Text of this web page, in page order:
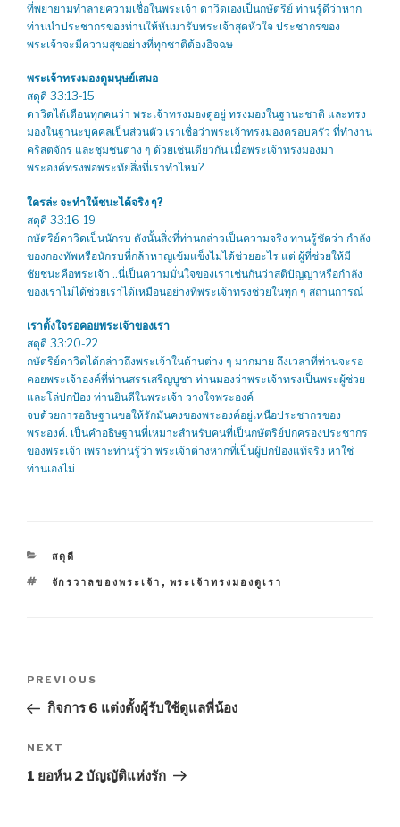
ที่พยายามทำลายความเชื่อในพระเจ้า ดาวิดเองเป็นกษัตริย์ ท่านรู้ดีว่าหาก
ท่านนำประชากรของท่านให้หันมารับพระเจ้าสุดหัวใจ ประชากรของ
พระเจ้าจะมีความสุขอย่างที่ทุกชาติต้องอิจฉษ
พระเจ้าทรงมองดูมนุษย์เสมอ
สดุดี 33:13-15
ดาวิดได้เตือนทุกคนว่า พระเจ้าทรงมองดูอยู่ ทรงมองในฐานะชาติ และทรง
มองในฐานะบุคคลเป็นส่วนตัว เราเชื่อว่าพระเจ้าทรงมองครอบครัว ที่ทำงาน
คริสตจักร และชุมชนต่าง ๆ ด้วยเช่นเดียวกัน เมื่อพระเจ้าทรงมองมา
พระองค์ทรงพอพระทัยสิ่งที่เราทำไหม?
ใครล่ะ จะทำให้ชนะได้จริง ๆ?
สดุดี 33:16-19
กษัตริย์ดาวิดเป็นนักรบ ดังนั้นสิ่งที่ท่านกล่าวเป็นความจริง ท่านรู้ชัดว่า กำลัง
ของกองทัพหรือนักรบที่กล้าหาญเข้มแข็งไม่ได้ช่วยอะไร แต่ ผู้ที่ช่วยให้มี
ชัยชนะคือพระเจ้า ..​นี่เป็นความมั่นใจของเราเช่นกันว่าสติปัญญาหรือกำลัง
ของเราไม่ได้ช่วยเราได้เหมือนอย่างที่พระเจ้าทรงช่วยในทุก ๆ สถานการณ์
เราตั้งใจรอคอยพระเจ้าของเรา
สดุดี 33:20-22
กษัตริย์ดาวิดได้กล่าวถึงพระเจ้าในด้านต่าง ๆ มากมาย ถึงเวลาที่ท่านจะรอ
คอยพระเจ้าองค์ที่ท่านสรรเสริญบูชา ท่านมองว่าพระเจ้าทรงเป็นพระผู้ช่วย
และโล่ปกป้อง ท่านยินดีในพระเจ้า วางใจพระองค์
จบด้วยการอธิษฐานขอให้รักมั่นคงของพระองค์อยู่เหนือประชากรของ
พระองค์. เป็นคำอธิษฐานที่เหมาะสำหรับคนที่เป็นกษัตริย์ปกครองประชากร
ของพระเจ้า เพราะท่านรู้ว่า พระเจ้าต่างหากที่เป็นผู้ปกป้องแท้จริง หาใช่
ท่านเองไม่
CATEGORIES
สดุดี
TAGS
จักรวาลของพระเจ้า , พระเจ้าทรงมองดูเรา
navigation
Previous
Post
PREVIOUS
กิจการ 6 แต่งตั้งผู้รับใช้ดูแลพี่น้อง
Next
Post
NEXT
1 ยอห์น 2 บัญญัติแห่งรัก